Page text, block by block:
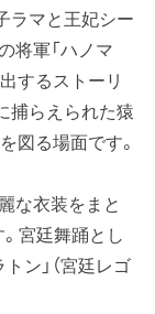
ラマと王妃シー
将軍「ハノマ
するストーリ
捕らえられた猿
図る場面です。
な衣装をまと
宮廷舞踊とし
ン」（宮廷レゴ